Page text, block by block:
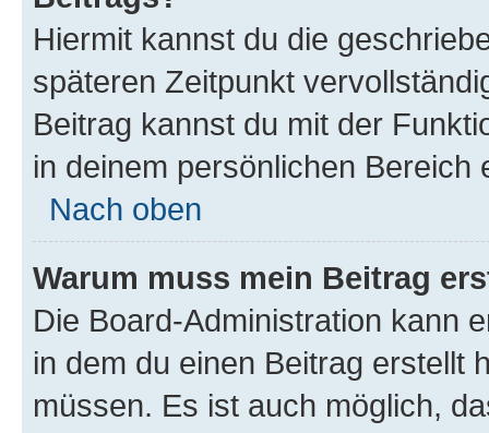
Hiermit kannst du die
späteren Zeitpunkt
Beitrag kannst du mit der
in deinem persönlichen Bereich
Nach oben
Warum muss mein Beitrag
Die Board-Administration kann
in dem du einen Beitrag erstellt
müssen. Es ist auch möglich,